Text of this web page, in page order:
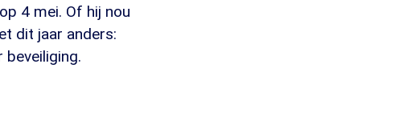
4 mei. Of hij nou
dit jaar anders: